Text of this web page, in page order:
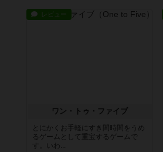
レビュー
ワン・トゥ・ファイブ
とにかくお手軽にすき間時間をうめ
るゲームとして重宝するゲームで
す。いわ...